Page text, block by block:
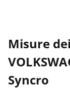
Misure
Syncro